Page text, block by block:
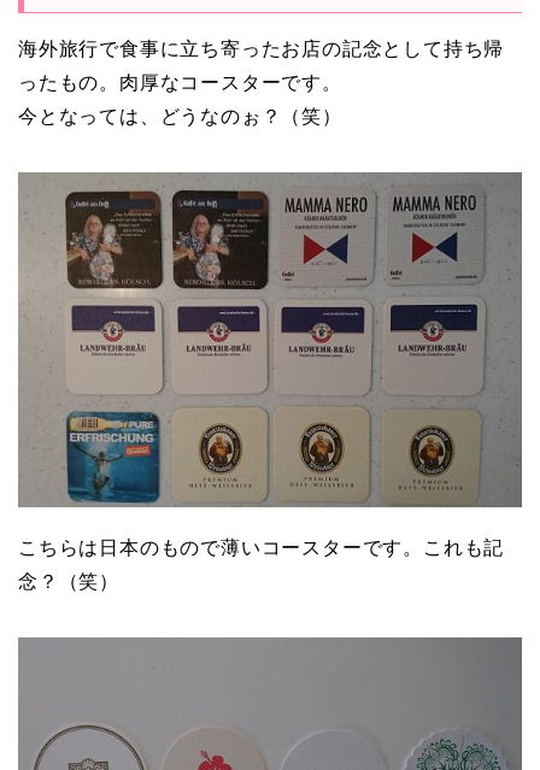
海外旅行で食事に立ち寄ったお店の記念として持ち帰
ったもの。肉厚なコースターです。
今となっては、どうなのぉ？（笑）
こちらは日本のもので薄いコースターです。これも記
念？（笑）